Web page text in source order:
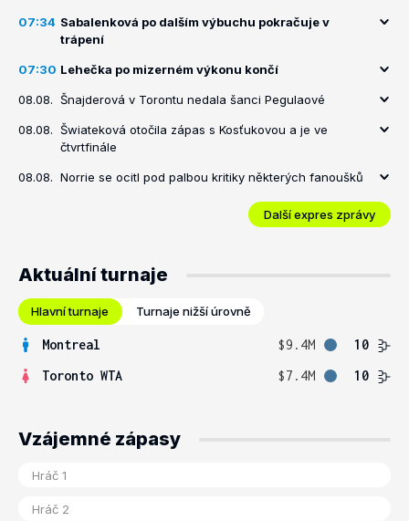
07:34 Sabalenková po dalším výbuchu pokračuje v
trápení
07:30 Lehečka po mizerném výkonu končí
08.08. Šnajderová v Torontu nedala šanci Pegulaové
08.08. Šwiateková otočila zápas s Kosťukovou a je ve
čtvrtfinále
08.08. Norrie se ocitl pod palbou kritiky některých fanoušků
Další expres zprávy
Aktuální turnaje
Hlavní turnaje Turnaje nižší úrovně
Montreal $9.4M
10
Toronto WTA
$7.4M 10
Vzájemné zápasy